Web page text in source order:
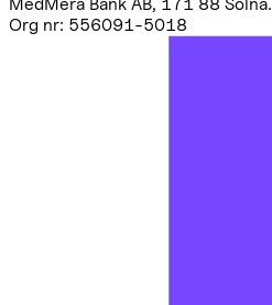
Org nr: 556091-5018